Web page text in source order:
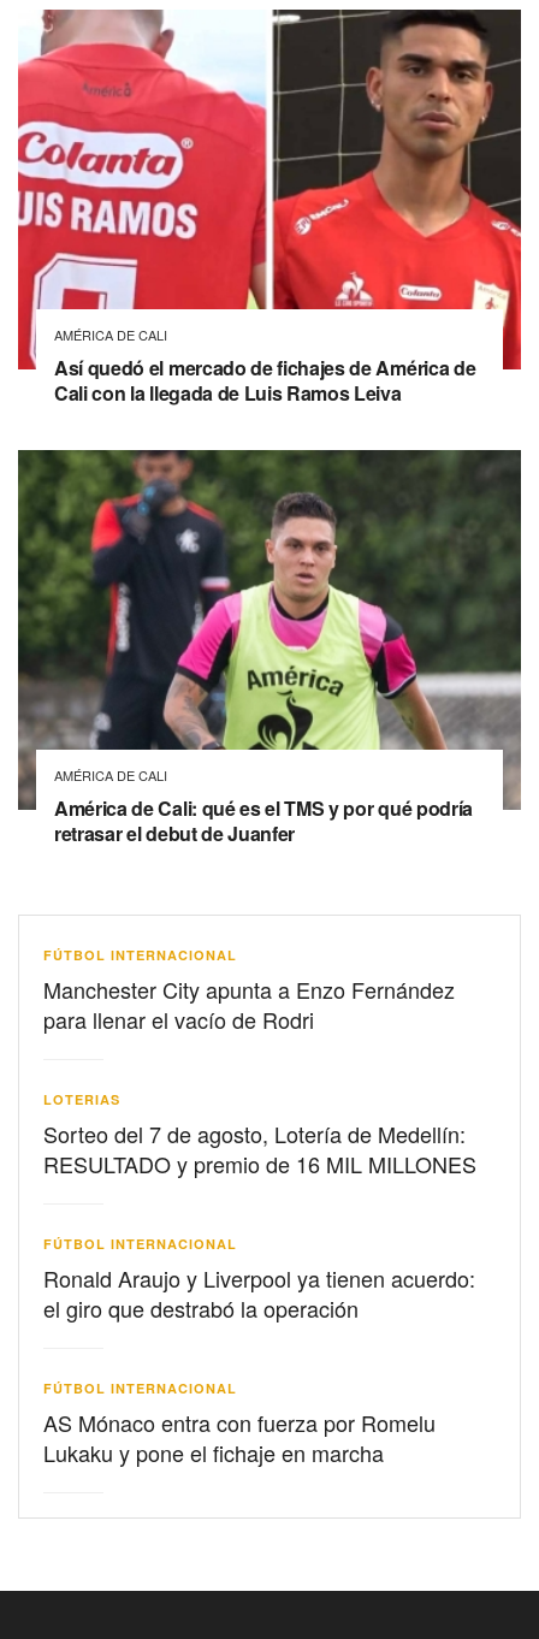
AMÉRICA DE CALI
Así quedó el mercado de fichajes de América de
Cali con la llegada de Luis Ramos Leiva
AMÉRICA DE CALI
América de Cali: qué es el TMS y por qué podría
retrasar el debut de Juanfer
FÚTBOL INTERNACIONAL
Manchester City apunta a Enzo Fernández
para llenar el vacío de Rodri
LOTERIAS
Sorteo del 7 de agosto, Lotería de Medellín:
RESULTADO y premio de 16 MIL MILLONES
FÚTBOL INTERNACIONAL
Ronald Araujo y Liverpool ya tienen acuerdo:
el giro que destrabó la operación
FÚTBOL INTERNACIONAL
AS Mónaco entra con fuerza por Romelu
Lukaku y pone el fichaje en marcha